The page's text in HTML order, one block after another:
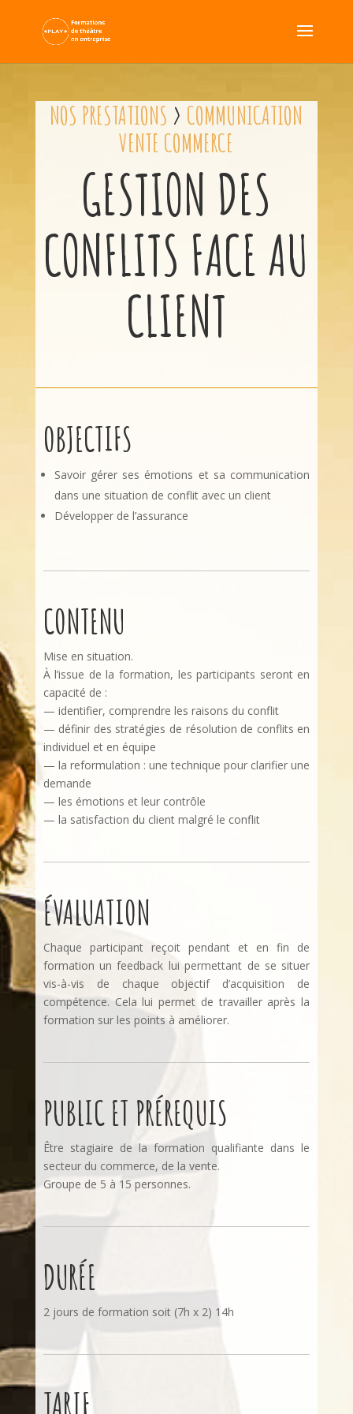
NOS PRESTATIONS > COMMUNICATION
VENTE COMMERCE
GESTION DES
CONFLITS FACE AU
CLIENT
OBJECTIFS
Savoir gérer ses émotions et sa communication
dans une situation de conflit avec un client
Développer de l’assurance
CONTENU
Mise en situation.
À l’issue de la formation, les participants seront en
capacité de :
— identifier, comprendre les raisons du conflit
— définir des stratégies de résolution de conflits en
individuel et en équipe
— la reformulation : une technique pour clarifier une
demande
— les émotions et leur contrôle
— la satisfaction du client malgré le conflit
ÉVALUATION
Chaque participant reçoit pendant et en fin de
formation un feedback lui permettant de se situer
vis-à-vis de chaque objectif d’acquisition de
compétence. Cela lui permet de travailler après la
formation sur les points à améliorer.
PUBLIC ET PRÉREQUIS
Être stagiaire de la formation qualifiante dans le
secteur du commerce, de la vente.
Groupe de 5 à 15 personnes.
DURÉE
2 jours de formation soit (7h x 2) 14h
TARIF